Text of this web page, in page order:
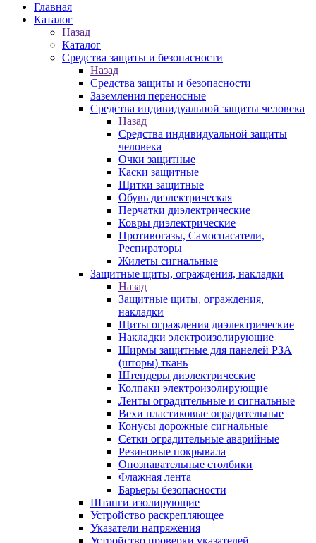
Главная
Каталог
Назад
Каталог
Средства защиты и безопасности
Назад
Средства защиты и безопасности
Заземления переносные
Средства индивидуальной защиты человека
Назад
Средства индивидуальной защиты
человека
Очки защитные
Каски защитные
Щитки защитные
Обувь диэлектрическая
Перчатки диэлектрические
Ковры диэлектрические
Противогазы, Самоспасатели,
Респираторы
Жилеты сигнальные
Защитные щиты, ограждения, накладки
Назад
Защитные щиты, ограждения,
накладки
Щиты ограждения диэлектрические
Накладки электроизолирующие
Ширмы защитные для панелей РЗА
(шторы) ткань
Штендеры диэлектрические
Колпаки электроизолирующие
Ленты оградительные и сигнальные
Вехи пластиковые оградительные
Конусы дорожные сигнальные
Сетки оградительные аварийные
Резиновые покрывала
Опознавательные столбики
Флажная лента
Барьеры безопасности
Штанги изолирующие
Устройство раскрепляющее
Указатели напряжения
Устройство проверки указателей